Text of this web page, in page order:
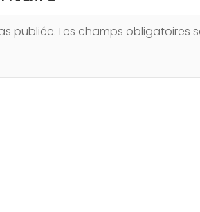
publiée. Les champs obligatoires